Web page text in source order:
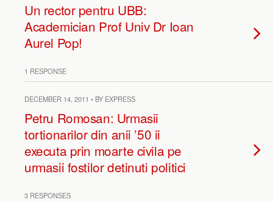
Un rector pentru UBB:
Academician Prof Univ Dr Ioan
Aurel Pop!
1 RESPONSE
DECEMBER 14, 2011 • BY EXPRESS
Petru Romosan: Urmasii
tortionarilor din anii ’50 ii
executa prin moarte civila pe
urmasii fostilor detinuti politici
3 RESPONSES